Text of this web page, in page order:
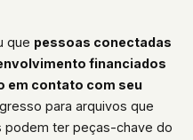
que pessoas conectadas
financiados
em contato com seu
para arquivos que
podem ter peças-chave do